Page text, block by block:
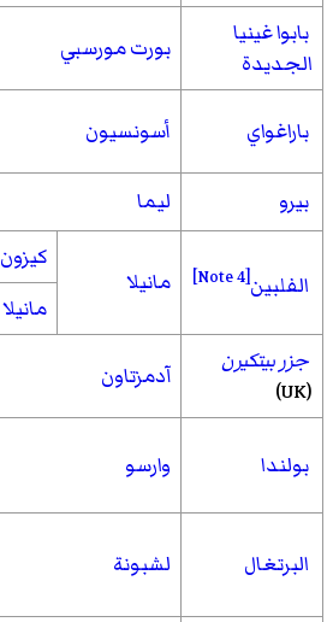
بابوا غينيا
الجديدة
بورت مورسبي
باراغواي أسونسيون
بيرو
ليما
الفلبين[Note 4] مانيلا
كيزون
مانيلا
جزر بيتكيرن
(UK)
آدمزتاون
بولندا وارسو
البرتغال لشبونة